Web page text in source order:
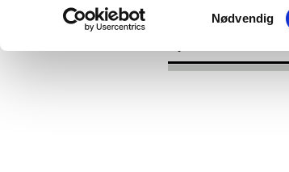
Samtykkevalg
Nødvendig